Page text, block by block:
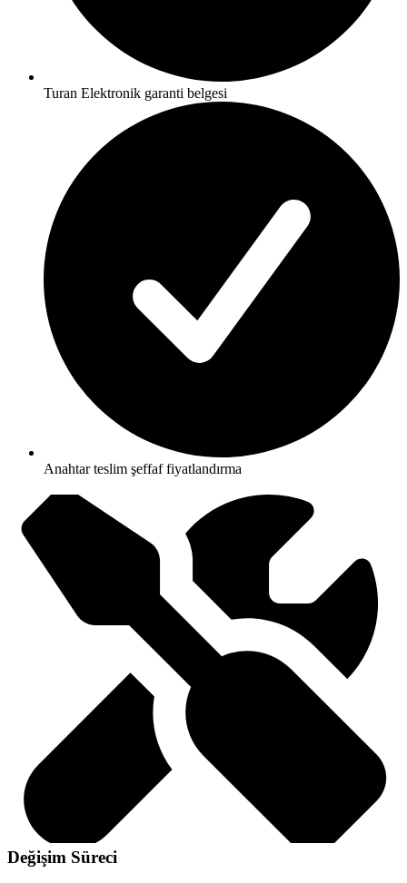
Turan Elektronik garanti belgesi
Anahtar teslim şeffaf fiyatlandırma
Değişim Süreci